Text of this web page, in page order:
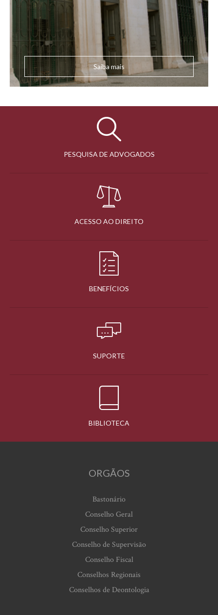
Saiba mais
PESQUISA DE ADVOGADOS
ACESSO AO DIREITO
BENEFÍCIOS
SUPORTE
BIBLIOTECA
ORGÃOS
Bastonário
Conselho Geral
Conselho Superior
Conselho de Supervisão
Conselho Fiscal
Conselhos Regionais
Conselhos de Deontologia